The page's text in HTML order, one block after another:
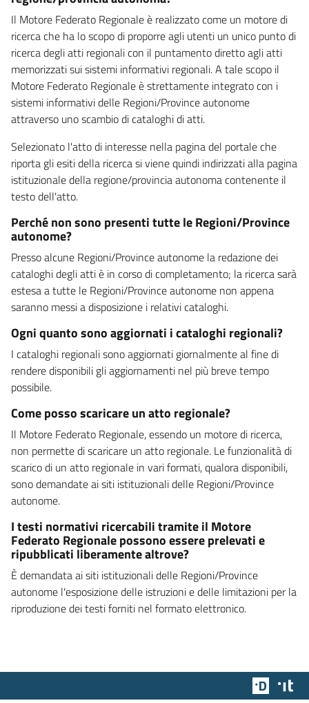
Il Motore Federato Regionale è realizzato come un motore di
ricerca che ha lo scopo di proporre agli utenti un unico punto di
ricerca degli atti regionali con il puntamento diretto agli atti
memorizzati sui sistemi informativi regionali. A tale scopo il
Motore Federato Regionale è strettamente integrato con i
sistemi informativi delle Regioni/Province autonome
attraverso uno scambio di cataloghi di atti.
Selezionato l'atto di interesse nella pagina del portale che
riporta gli esiti della ricerca si viene quindi indirizzati alla pagina
istituzionale della regione/provincia autonoma contenente il
testo dell'atto.
Perché non sono presenti tutte le Regioni/Province
autonome?
Presso alcune Regioni/Province autonome la redazione dei
cataloghi degli atti è in corso di completamento; la ricerca sarà
estesa a tutte le Regioni/Province autonome non appena
saranno messi a disposizione i relativi cataloghi.
Ogni quanto sono aggiornati i cataloghi regionali?
I cataloghi regionali sono aggiornati giornalmente al fine di
rendere disponibili gli aggiornamenti nel più breve tempo
possibile.
Come posso scaricare un atto regionale?
Il Motore Federato Regionale, essendo un motore di ricerca,
non permette di scaricare un atto regionale. Le funzionalità di
scarico di un atto regionale in vari formati, qualora disponibili,
sono demandate ai siti istituzionali delle Regioni/Province
autonome.
I testi normativi ricercabili tramite il Motore
Federato Regionale possono essere prelevati e
ripubblicati liberamente altrove?
È demandata ai siti istituzionali delle Regioni/Province
autonome l'esposizione delle istruzioni e delle limitazioni per la
riproduzione dei testi forniti nel formato elettronico.
Team